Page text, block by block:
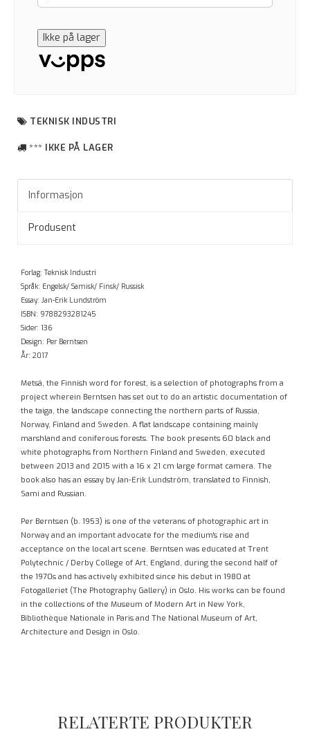
Ikke på lager
TEKNISK INDUSTRI
*** IKKE PÅ LAGER
Informasjon
Produsent
Forlag: Teknisk Industri
Språk: Engelsk/ Samisk/ Finsk/ Russisk
Essay: Jan-Erik Lundström
​ISBN: 9788293281245
Sider: 136
Design: Per Berntsen
År: 2017
Metsä, the Finnish word for forest, is a selection of photographs from a
project wherein Berntsen has set out to do an artistic documentation of
the taiga, the landscape connecting the northern parts of Russia,
Norway, Finland and Sweden. A flat landscape containing mainly
marshland and coniferous forests. The book presents 60 black and
white photographs from Northern Finland and Sweden, executed
between 2013 and 2015 with a 16 x 21 cm large format camera. The
book also has an essay by Jan-Erik Lundström, translated to Finnish,
Sami and Russian.
Per Berntsen (b. 1953) is one of the veterans of photographic art in
Norway and an important advocate for the medium's rise and
acceptance on the local art scene. Berntsen was educated at Trent
Polytechnic / Derby College of Art, England, during the second half of
the 1970s and has actively exhibited since his debut in 1980 at
Fotogalleriet (The Photography Gallery) in Oslo. His works can be found
in the collections of the Museum of Modern Art in New York,
Bibliothèque Nationale in Paris and The National Museum of Art,
Architecture and Design in Oslo.
RELATERTE PRODUKTER